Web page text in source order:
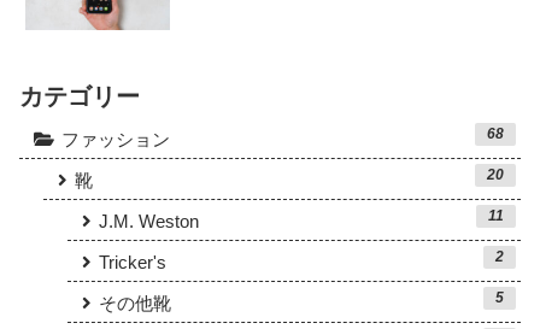
カテゴリー
ファッション 68
靴 20
J.M. Weston 11
Tricker's 2
その他靴 5